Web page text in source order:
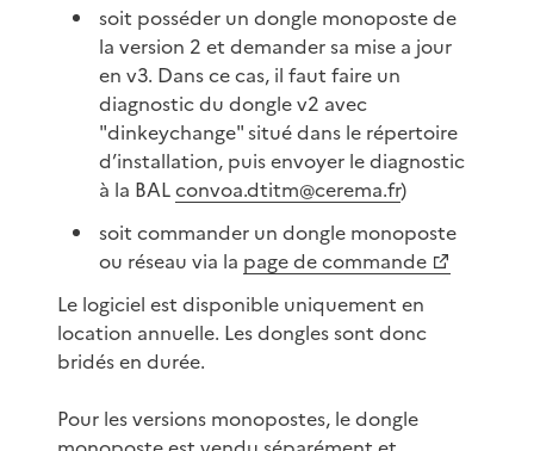
soit posséder un dongle monoposte de
la version 2 et demander sa mise a jour
en v3. Dans ce cas, il faut faire un
diagnostic du dongle v2 avec
"dinkeychange" situé dans le répertoire
d’installation, puis envoyer le diagnostic
à la BALconvoa.dtitm@cerema.fr)
soit commander un dongle monoposte
ou réseau via la page de commande
Le logiciel est disponible uniquement en
location annuelle. Les dongles sont donc
bridés en durée.
Pour les versions monopostes, le dongle